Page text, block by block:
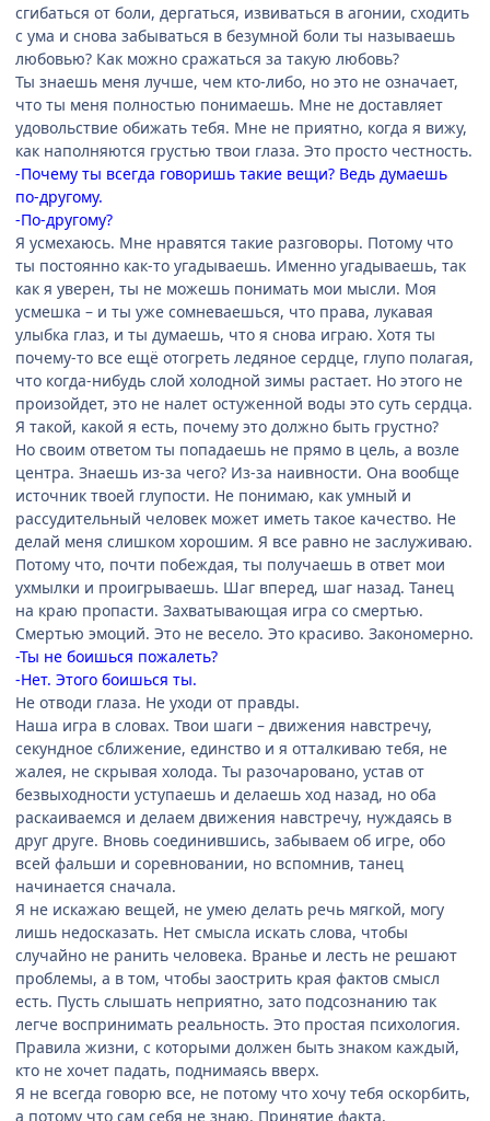
сгибаться от боли, дергаться, извиваться в агонии, сходить
с ума и снова забываться в безумной боли ты называешь
любовью? Как можно сражаться за такую любовь?
Ты знаешь меня лучше, чем кто-либо, но это не означает,
что ты меня полностью понимаешь. Мне не доставляет
удовольствие обижать тебя. Мне не приятно, когда я вижу,
как наполняются грустью твои глаза. Это просто честность.
-Почему ты всегда говоришь такие вещи? Ведь думаешь
по-другому.
-По-другому?
Я усмехаюсь. Мне нравятся такие разговоры. Потому что
ты постоянно как-то угадываешь. Именно угадываешь, так
как я уверен, ты не можешь понимать мои мысли. Моя
усмешка – и ты уже сомневаешься, что права, лукавая
улыбка глаз, и ты думаешь, что я снова играю. Хотя ты
почему-то все ещё отогреть ледяное сердце, глупо полагая,
что когда-нибудь слой холодной зимы растает. Но этого не
произойдет, это не налет остуженной воды это суть сердца.
Я такой, какой я есть, почему это должно быть грустно?
Но своим ответом ты попадаешь не прямо в цель, а возле
центра. Знаешь из-за чего? Из-за наивности. Она вообще
источник твоей глупости. Не понимаю, как умный и
рассудительный человек может иметь такое качество. Не
делай меня слишком хорошим. Я все равно не заслуживаю.
Потому что, почти побеждая, ты получаешь в ответ мои
ухмылки и проигрываешь. Шаг вперед, шаг назад. Танец
на краю пропасти. Захватывающая игра со смертью.
Смертью эмоций. Это не весело. Это красиво. Закономерно.
-Ты не боишься пожалеть?
-Нет. Этого боишься ты.
Не отводи глаза. Не уходи от правды.
Наша игра в словах. Твои шаги – движения навстречу,
секундное сближение, единство и я отталкиваю тебя, не
жалея, не скрывая холода. Ты разочаровано, устав от
безвыходности уступаешь и делаешь ход назад, но оба
раскаиваемся и делаем движения навстречу, нуждаясь в
друг друге. Вновь соединившись, забываем об игре, обо
всей фальши и соревновании, но вспомнив, танец
начинается сначала.
Я не искажаю вещей, не умею делать речь мягкой, могу
лишь недосказать. Нет смысла искать слова, чтобы
случайно не ранить человека. Вранье и лесть не решают
проблемы, а в том, чтобы заострить края фактов смысл
есть. Пусть слышать неприятно, зато подсознанию так
легче воспринимать реальность. Это простая психология.
Правила жизни, с которыми должен быть знаком каждый,
кто не хочет падать, поднимаясь вверх.
Я не всегда говорю все, не потому что хочу тебя оскорбить,
а потому что сам себя не знаю. Принятие факта.